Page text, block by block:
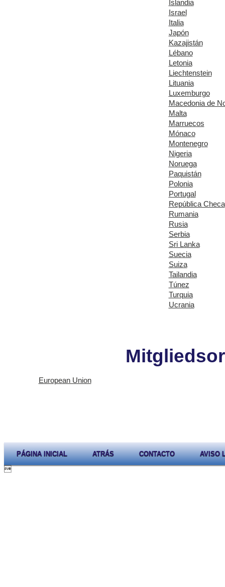
Islandia
Israel
Italia
Japón
Kazajistán
Lébano
Letonia
Liechtenstein
Lituania
Luxemburgo
Macedonia de
Malta
Marruecos
Mónaco
Montenegro
Nigeria
Noruega
Paquistán
Polonia
Portugal
República Checa
Rumania
Rusia
Serbia
Sri Lanka
Suecia
Suiza
Tailandia
Túnez
Turquia
Ucrania
European Union
PÁGINA INICIAL ATRÁS CONTACTO AVISO
